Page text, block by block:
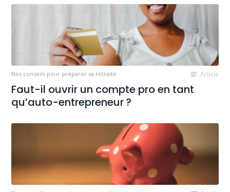
Nos conseils pour préparer sa retraite Article
Faut-il ouvrir un compte pro en tant
qu’auto-entrepreneur ?